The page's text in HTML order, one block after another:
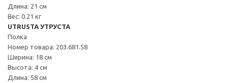
Длина: 21 см
Вес: 0.21 кг
UTRUSTA УТРУСТА
Полка
Номер товара: 203.681.58
Ширина: 18 см
Высота: 4 см
Длина: 58 см